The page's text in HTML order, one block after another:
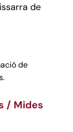
de
de
/ Mides